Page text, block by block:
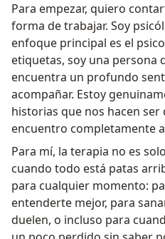
Para empezar, quiero
forma de trabajar. Soy
enfoque principal es el
etiquetas, soy una persona
encuentra un profundo
acompañar. Estoy
historias que nos hacen ser
encuentro completamente
Para mí, la terapia no es
cuando todo está patas
para cualquier momento:
entenderte mejor, para
duelen, o incluso para